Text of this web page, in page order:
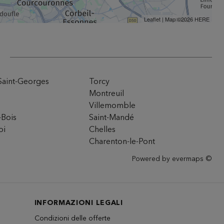
Leaflet| Map ©2026 HERE
Georges
Torcy
Montreuil
Villemomble
Saint-Mandé
Chelles
Charenton-le-Pont
Powered by evermaps ©
INFORMAZIONI LEGALI
Condizioni delle offerte